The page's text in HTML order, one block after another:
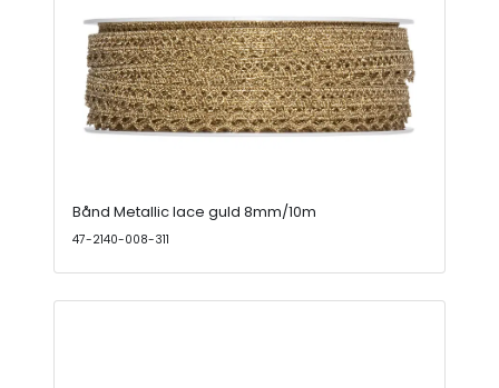
Bånd Metallic lace guld 8mm/10m
47-2140-008-311